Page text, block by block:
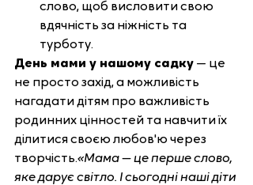
слово, щоб висловити свою
вдячність за ніжність та
турботу.
День мами у нашому садку — це
не просто захід, а можливість
нагадати дітям про важливість
родинних цінностей та навчити їх
ділитися своєю любов'ю через
творчість.«Мама — це перше слово,
яке дарує світло. І сьогодні наші діти